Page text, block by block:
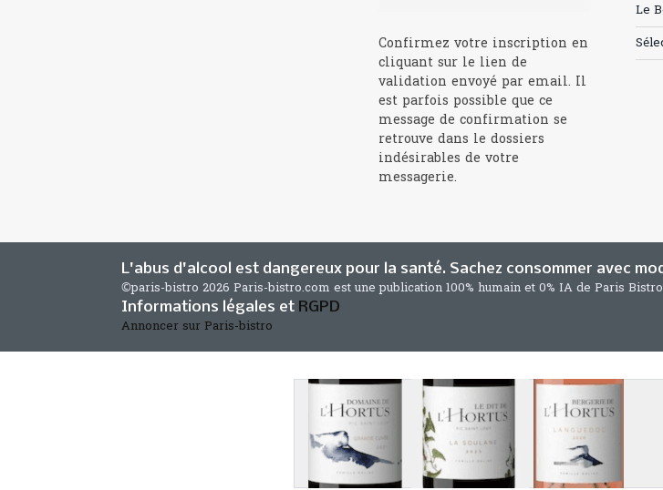
Confirmez votre inscription en
cliquant sur le lien de
validation envoyé par email. Il
est parfois possible que ce
message de confirmation se
retrouve dans le dossiers
indésirables de votre
messagerie.
Le
L'abus d'alcool est dangereux pour la santé. Sachez consommer avec
©paris-bistro 2026 Paris-bistro.com est une publication 100% humain et 0% IA de Paris
Informations légales et RGPD
Annoncer sur Paris-bistro